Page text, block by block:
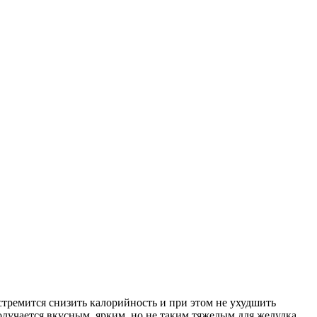
снизить калорийность и при этом не ухудшить